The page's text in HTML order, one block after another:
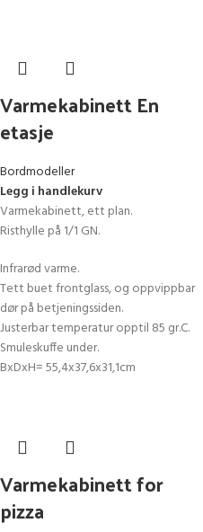
Varmekabinett En
etasje
Bordmodeller
Legg i handlekurv
Varmekabinett, ett plan.
Risthylle på 1/1 GN.
Infrarød varme.
Tett buet frontglass, og oppvippbar
dør på betjeningssiden.
Justerbar temperatur opptil 85 gr.C.
Smuleskuffe under.
BxDxH= 55,4x37,6x31,1cm
Varmekabinett for
pizza